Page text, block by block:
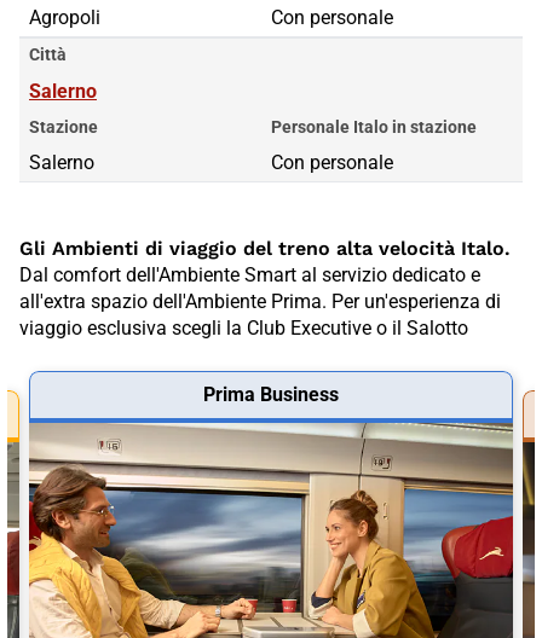
Agropoli Con personale
Città
Salerno
Stazione
Salerno
Personale Italo in stazione
Con personale
Gli Ambienti di viaggio del treno alta velocità Italo.
Dal comfort dell'Ambiente Smart al servizio dedicato e
all'extra spazio dell'Ambiente Prima. Per un'esperienza di
viaggio esclusiva scegli la Club Executive o il Salotto
Prima Business